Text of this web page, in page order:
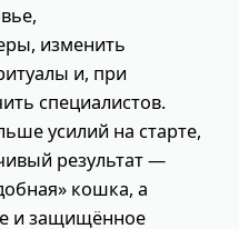
изменить
и, при
специалистов.
усилий на старте,
результат —
кошка, а
и защищённое